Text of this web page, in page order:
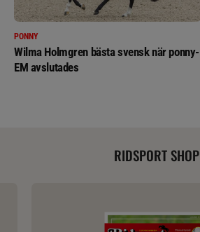
PONNY
Wilma Holmgren bästa svensk när ponny-
EM avslutades
RIDSPORT SHOP